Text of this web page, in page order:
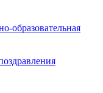
образовательная